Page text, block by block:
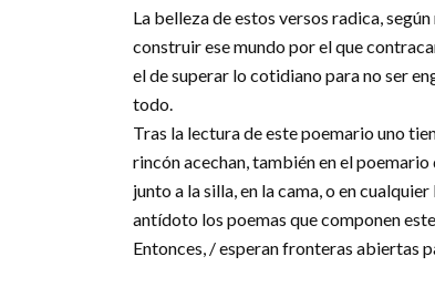
La belleza de estos versos radica,
construir ese mundo por el que
el de superar lo cotidiano para no ser
todo.
Tras la lectura de este poemario uno
rincón acechan, también en el
junto a la silla, en la cama, o en
antídoto los poemas que componen
Entonces, / esperan fronteras abiertas